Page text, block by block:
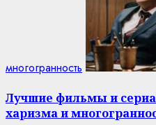
многогранность
Лучшие фильмы и
харизма и